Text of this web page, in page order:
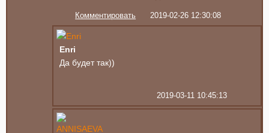
Комментировать 2019-02-26 12:30:08
Enri
Да будет так))
2019-03-11 10:45:13